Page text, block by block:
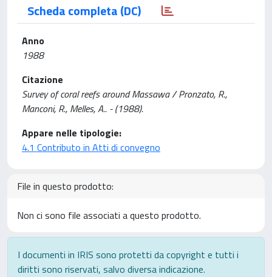
Scheda completa (DC)
Anno
1988
Citazione
Survey of coral reefs around Massawa / Pronzato, R.,
Manconi, R., Melles, A.. - (1988).
Appare nelle tipologie:
4.1 Contributo in Atti di convegno
File in questo prodotto:
Non ci sono file associati a questo prodotto.
I documenti in IRIS sono protetti da copyright e tutti i
diritti sono riservati, salvo diversa indicazione.